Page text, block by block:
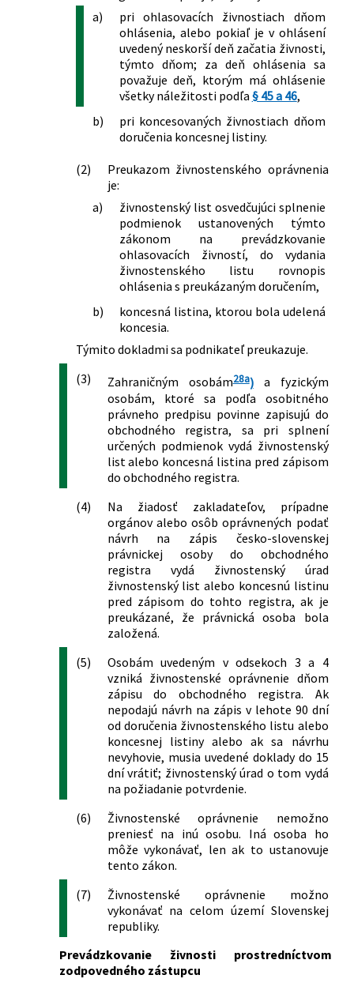
budov a o zmene a doplnení niektorých
zákonov
Zákon, ktorým sa mení a dopĺňa zákon
č. 544/2002 Z. z. o Horskej záchrannej
službe v znení zákona č. 515/2003 Z. z. a
o zmene ďalších zákonov
124/2006 Z. z.
Zákon o bezpečnosti a ochrane zdravia
pri práci a o zmene a doplnení
126/2006 Z. z.
Zákon o verejnom zdravotníctve a o
17/2007 Z. z.
Zákon o pravidelnej kontrole kotlov,
vykurovacích sústav a klimatizačných
systémov a o zmene a doplnení
niektorých zákonov
Zákon, ktorým sa mení a dopĺňa zákon
č. 657/2004 Z. z. o tepelnej energetike a
ktorým sa dopĺňa zákon č. 455/1991 Zb.
o živnostenskom podnikaní
(živnostenský zákon) v znení
193/2007 Z. z.
Zákon, ktorým sa mení a dopĺňa zákon
č. 338/2000 Z. z. o vnútrozemskej
plavbe a o zmene a doplnení
niektorých zákonov v znení neskorších
predpisov a o zmene a doplnení
niektorých zákonov
218/2007 Z. z.
Zákon o zákaze biologických zbraní a o
zmene a doplnení niektorých zákonov
358/2007 Z. z.
Zákon, ktorým sa mení a dopĺňa zákon
č. 455/1991 Zb. o živnostenskom
podnikaní (živnostenský zákon) v znení
neskorších predpisov a o zmene a
doplnení niektorých zákonov
577/2007 Z. z.
Zákon, ktorým sa mení a dopĺňa zákon
Slovenskej národnej rady č. 51/1988 Zb.
o banskej činnosti, výbušninách a o
štátnej banskej správe v znení
neskorších predpisov a o zmene a
doplnení niektorých zákonov
112/2008 Z. z.
Zákon, ktorým sa mení a dopĺňa zákon
č. 656/2004 Z. z. o energetike a o zmene
niektorých zákonov v znení neskorších
predpisov
445/2008 Z. z.
Zákon, ktorým sa menia a dopĺňajú
niektoré zákony v pôsobnosti
Ministerstva vnútra Slovenskej
republiky v súvislosti so zavedením
meny euro v Slovenskej republike
448/2008 Z. z.
Zákon o sociálnych službách a o zmene
a doplnení zákona č. 455/1991 Zb. o
živnostenskom podnikaní
(živnostenský zákon) v znení
neskorších predpisov
186/2009 Z. z.
Zákon o finančnom sprostredkovaní a
finančnom poradenstve a o zmene a
a)
pri ohlasovacích živnostiach dňom
ohlásenia, alebo pokiaľ je v ohlásení
uvedený neskorší deň začatia živnosti,
týmto dňom; za deň ohlásenia sa
považuje deň, ktorým má ohlásenie
všetky náležitosti podľa § 45 a 46,
b)
pri koncesovaných živnostiach dňom
doručenia koncesnej listiny.
(2)
Preukazom živnostenského oprávnenia
je:
a)
živnostenský list osvedčujúci splnenie
podmienok ustanovených týmto
zákonom na prevádzkovanie
ohlasovacích živností, do vydania
živnostenského listu rovnopis
ohlásenia s preukázaným doručením,
b)
koncesná listina, ktorou bola udelená
koncesia.
Týmito dokladmi sa podnikateľ preukazuje.
(3)
Zahraničným osobám28a)a fyzickým
osobám, ktoré sa podľa osobitného
právneho predpisu povinne zapisujú do
obchodného registra, sa pri splnení
určených podmienok vydá živnostenský
list alebo koncesná listina pred zápisom
do obchodného registra.
(4)
Na žiadosť zakladateľov, prípadne
orgánov alebo osôb oprávnených podať
návrh na zápis česko-slovenskej
právnickej osoby do obchodného
registra vydá živnostenský úrad
živnostenský list alebo koncesnú listinu
pred zápisom do tohto registra, ak je
preukázané, že právnická osoba bola
založená.
(5)
Osobám uvedeným v odsekoch 3 a 4
vzniká živnostenské oprávnenie dňom
zápisu do obchodného registra. Ak
nepodajú návrh na zápis v lehote 90 dní
od doručenia živnostenského listu alebo
koncesnej listiny alebo ak sa návrhu
nevyhovie, musia uvedené doklady do 15
dní vrátiť; živnostenský úrad o tom vydá
na požiadanie potvrdenie.
(6)
Živnostenské oprávnenie nemožno
preniesť na inú osobu. Iná osoba ho
môže vykonávať, len ak to ustanovuje
tento zákon.
(7)
Živnostenské oprávnenie možno
vykonávať na celom území Slovenskej
republiky.
Prevádzkovanie živnosti prostredníctvom
zodpovedného zástupcu